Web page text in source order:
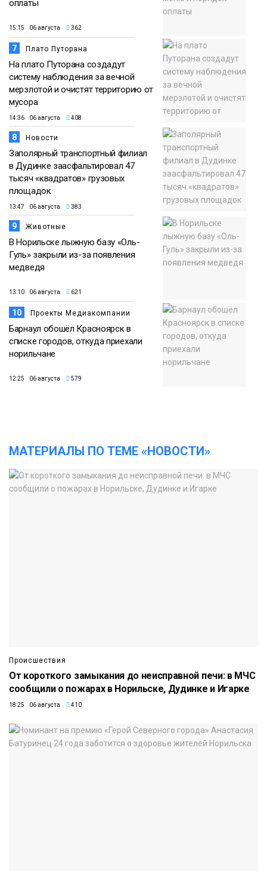
оплаты
15:15 06 августа 362
7 Плато Путорана
На плато Путорана создадут
систему наблюдения за вечной
мерзлотой и очистят территорию от
мусора
14:36 06 августа 408
8 Новости
Заполярный транспортный филиал
в Дудинке заасфальтировал 47
тысяч «квадратов» грузовых
площадок
13:47 06 августа 383
9 Животные
В Норильске лыжную базу «Оль-
Гуль» закрыли из-за появления
медведя
13:10 06 августа 621
10 Проекты Медиакомпании
Барнаул обошёл Красноярск в
списке городов, откуда приехали
норильчане
12:25 06 августа 579
МАТЕРИАЛЫ ПО ТЕМЕ «НОВОСТИ»
Происшествия
От короткого замыкания до неисправной печи: в МЧС
сообщили о пожарах в Норильске, Дудинке и Игарке
18:25 06 августа 410